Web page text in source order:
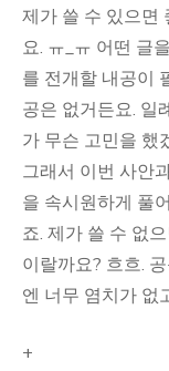
제가 쓸 수 있으면
요. ㅠ_ㅠ 어떤 글
를 전개할 내공이
공은 없거든요. 일
가 무슨 고민을 했
그래서 이번 사안
을 속시원하게 풀
죠. 제가 쓸 수 없
이랄까요? 흐흐.
엔 너무 염치가 없
+